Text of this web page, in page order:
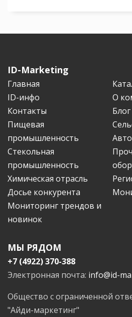
ID-Marketing
Главная
ID-инфо
О
Контакты
Блог
Пищевая
промышленность
Стекольная
промышленность
Химическая отрасль
Досье конкурента
Мониторинг трендов и
новинок
МЫ РЯДОМ
+7 (4922) 370-388
Электронная почта: info@id-
Общество с ограниченной
"Айди-маркетинг"